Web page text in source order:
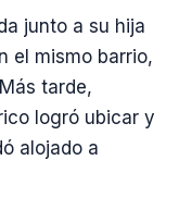
junto a su hija
el mismo barrio,
tarde,
logró ubicar y
alojado a